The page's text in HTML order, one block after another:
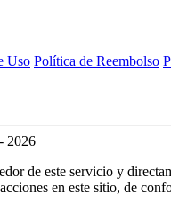
Uso Política de Reembolso
2026
de este servicio y
en este sitio, de